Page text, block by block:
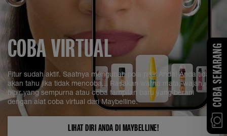
COBA VIRTUAL
Fitur sudah aktif. Saatnya mengubah pola pikir Anda! Anda tidak
akan tahu jika tidak mencoba... Rasakan warna mata, wajah, dan
bibir yang sempurna atau coba tampilan baru yang berani
dengan alat coba virtual dari Maybelline.
LIHAT DIRI ANDA DI MAYBELLINE!
COBA SEKARANG